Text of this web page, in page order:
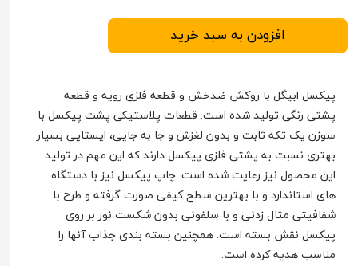
افزودن به سبد خرید
پیکسل ابیگل با روکش ضدخش و قطعه فلزی رویه و قطعه
پشتی رنگی تولید شده است. قطعات پلاستیکی پشت پیکسل با
سوزن یک تکه ثابت و بدون لغزش و جا به جایی، ایستایی بسیار
بهتری نسبت به پشتی فلزی پیکسل دارند که این مهم در تولید
این محصول نیز رعایت شده است. چاپ پیکسل نیز با دستگاه
های استاندارد و با بهترین سطح کیفی صورت گرفته و طرح با
شفافیتی مثال زدنی و با سلفونی بدون شکست نور بر روی
پیکسل نقش بسته است. همچنین بسته بندی جذاب آنها را
مناسب هدیه کرده است.